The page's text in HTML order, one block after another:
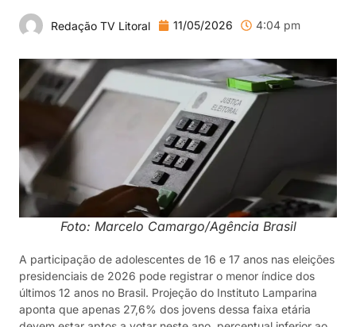
Redação TV Litoral 11/05/2026 4:04 pm
Foto: Marcelo Camargo/Agência Brasil
A participação de adolescentes de 16 e 17 anos nas eleições
presidenciais de 2026 pode registrar o menor índice dos
últimos 12 anos no Brasil. Projeção do Instituto Lamparina
aponta que apenas 27,6% dos jovens dessa faixa etária